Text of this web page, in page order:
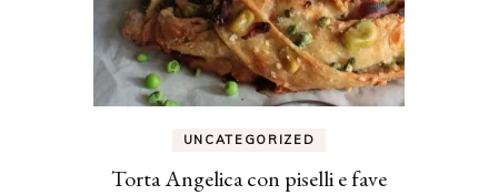
UNCATEGORIZED
Torta Angelica con piselli e fave